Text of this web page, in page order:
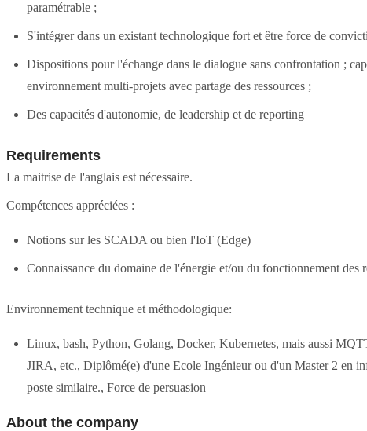
paramétrable ;
S'intégrer dans un existant technologique fort et être force de
Dispositions pour l'échange dans le dialogue sans confrontation ;
environnement multi-projets avec partage des ressources ;
Des capacités d'autonomie, de leadership et de reporting
Requirements
La maitrise de l'anglais est nécessaire.
Compétences appréciées :
Notions sur les SCADA ou bien l'IoT (Edge)
Connaissance du domaine de l'énergie et/ou du fonctionnement des
Environnement technique et méthodologique:
Linux, bash, Python, Golang, Docker, Kubernetes, mais aussi
JIRA, etc., Diplômé(e) d'une Ecole Ingénieur ou d'un Master 2 en
poste similaire., Force de persuasion
About the company